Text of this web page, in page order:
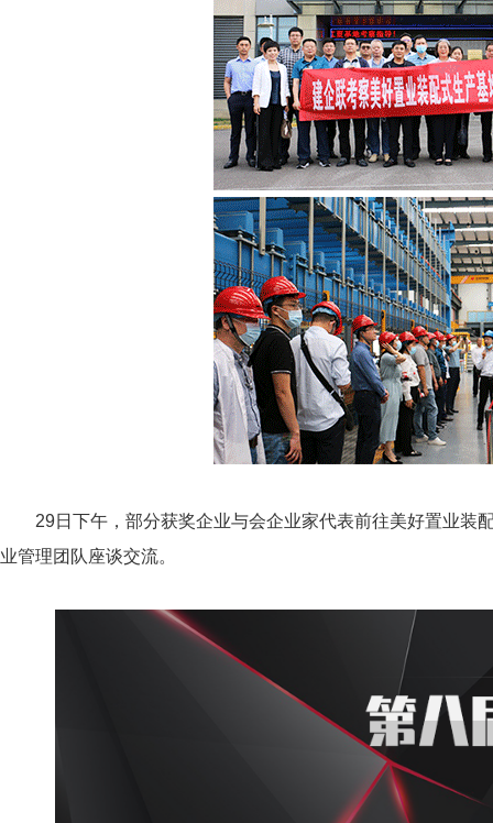
29日下午，部分获奖企业与会企业家代表前往美好置业装
业管理团队座谈交流。